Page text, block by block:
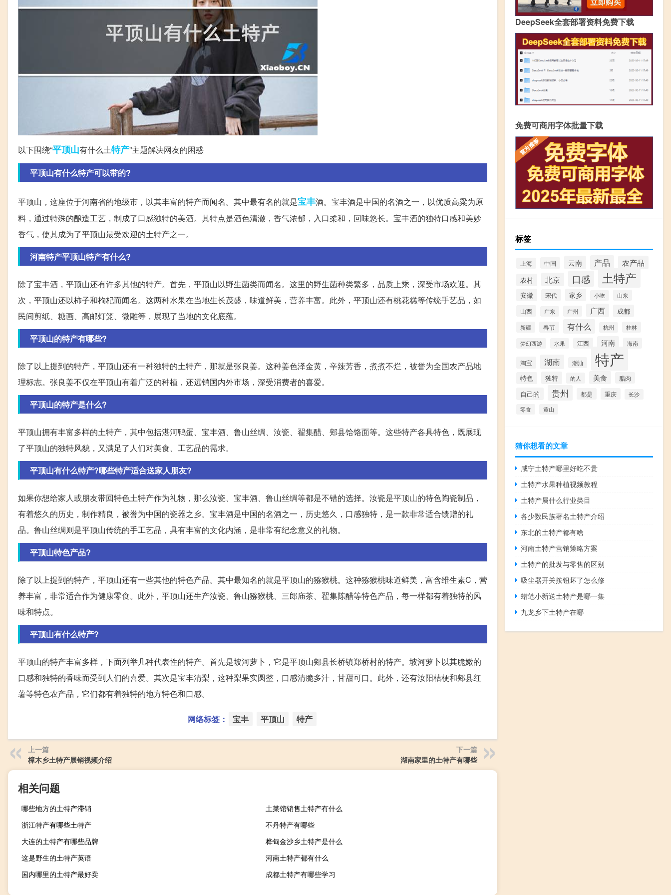
以下围绕“平顶山有什么土特产”主题解决网友的困惑
平顶山有什么特产可以带的?
平顶山，这座位于河南省的地级市，以其丰富的特产而闻名。其中最有名的就是宝丰酒。宝丰酒是中国的名酒之一，以优质高粱为原
料，通过特殊的酿造工艺，制成了口感独特的美酒。其特点是酒色清澈，香气浓郁，入口柔和，回味悠长。宝丰酒的独特口感和美妙
香气，使其成为了平顶山最受欢迎的土特产之一。
河南特产平顶山特产有什么?
除了宝丰酒，平顶山还有许多其他的特产。首先，平顶山以野生菌类而闻名。这里的野生菌种类繁多，品质上乘，深受市场欢迎。其
次，平顶山还以柿子和枸杞而闻名。这两种水果在当地生长茂盛，味道鲜美，营养丰富。此外，平顶山还有桃花糕等传统手艺品，如
民间剪纸、糖画、高邮灯笼、微雕等，展现了当地的文化底蕴。
平顶山的特产有哪些?
除了以上提到的特产，平顶山还有一种独特的土特产，那就是张良姜。这种姜色泽金黄，辛辣芳香，煮煮不烂，被誉为全国农产品地
理标志。张良姜不仅在平顶山有着广泛的种植，还远销国内外市场，深受消费者的喜爱。
平顶山的特产是什么?
平顶山拥有丰富多样的土特产，其中包括湛河鸭蛋、宝丰酒、鲁山丝绸、汝瓷、翟集醋、郏县饸饹面等。这些特产各具特色，既展现
了平顶山的独特风貌，又满足了人们对美食、工艺品的需求。
平顶山有什么特产?哪些特产适合送家人朋友?
如果你想给家人或朋友带回特色土特产作为礼物，那么汝瓷、宝丰酒、鲁山丝绸等都是不错的选择。汝瓷是平顶山的特色陶瓷制品，
有着悠久的历史，制作精良，被誉为中国的瓷器之乡。宝丰酒是中国的名酒之一，历史悠久，口感独特，是一款非常适合馈赠的礼
品。鲁山丝绸则是平顶山传统的手工艺品，具有丰富的文化内涵，是非常有纪念意义的礼物。
平顶山特色产品?
除了以上提到的特产，平顶山还有一些其他的特色产品。其中最知名的就是平顶山的猕猴桃。这种猕猴桃味道鲜美，富含维生素C，营
养丰富，非常适合作为健康零食。此外，平顶山还生产汝瓷、鲁山猕猴桃、三郎庙茶、翟集陈醋等特色产品，每一样都有着独特的风
味和特点。
平顶山有什么特产?
平顶山的特产丰富多样，下面列举几种代表性的特产。首先是坡河萝卜，它是平顶山郏县长桥镇郑桥村的特产。坡河萝卜以其脆嫩的
口感和独特的香味而受到人们的喜爱。其次是宝丰清梨，这种梨果实圆整，口感清脆多汁，甘甜可口。此外，还有汝阳桔梗和郏县红
薯等特色农产品，它们都有着独特的地方特色和口感。
网络标签： 宝丰 平顶山 特产
上一篇
樟木乡土特产展销视频介绍
下一篇
湖南家里的土特产有哪些
相关问题
哪些地方的土特产滞销
土菜馆销售土特产有什么
浙江特产有哪些土特产
不丹特产有哪些
大连的土特产有哪些品牌
桦甸金沙乡土特产是什么
这是野生的土特产英语
河南土特产都有什么
国内哪里的土特产最好卖
成都土特产有哪些学习
DeepSeek全套部署资料免费下载
免费可商用字体批量下载
标签
上海 中国 云南 产品 农产品
农村 北京 口感 土特产
安徽 宋代 家乡 小吃 山东
山西 广东 广州 广西 成都
新疆 春节 有什么 杭州 桂林
梦幻西游 水果 江西 河南 海南
淘宝 湖南 潮汕 特产
特色 独特 的人 美食 腊肉
自己的 贵州 都是 重庆
长沙
零食
黄山
猜你想看的文章
咸宁土特产哪里好吃不贵
土特产水果种植视频教程
土特产属什么行业类目
各少数民族著名土特产介绍
东北的土特产都有啥
河南土特产营销策略方案
土特产的批发与零售的区别
吸尘器开关按钮坏了怎么修
蜡笔小新送土特产是哪一集
九龙乡下土特产在哪